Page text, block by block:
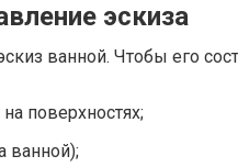
эскиза
ванной. Чтобы его
поверхностях;
ванной);